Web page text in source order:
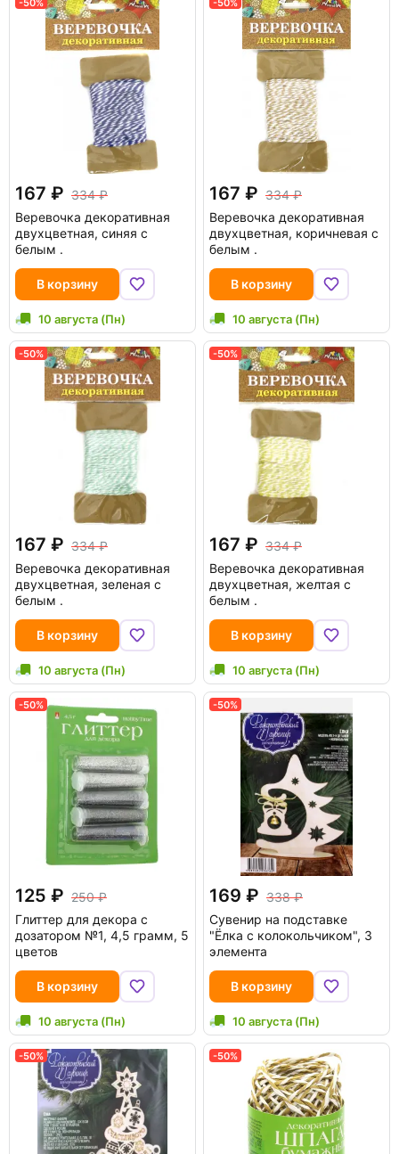
167
334
Веревочка декоративная
двухцветная, синяя с
белым .
В корзину
10 августа (Пн)
167
334
Веревочка декоративная
двухцветная, коричневая с
белым .
В корзину
10 августа (Пн)
-50%
167
334
Веревочка декоративная
двухцветная, зеленая с
белым .
В корзину
10 августа (Пн)
-50%
167
334
Веревочка декоративная
двухцветная, желтая с
белым .
В корзину
10 августа (Пн)
-50%
125
250
Глиттер для декора с
дозатором №1, 4,5 грамм, 5
цветов
В корзину
10 августа (Пн)
-50%
169
338
Сувенир на подставке
"Ёлка с колокольчиком", 3
элемента
В корзину
10 августа (Пн)
-50% -50%